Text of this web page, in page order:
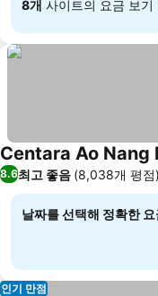
8개 사이트의 요금 보기
Centara Ao Nang
8.6최고 좋음 (8,038개 평점)
날짜를 선택해 정확한
인기 만점